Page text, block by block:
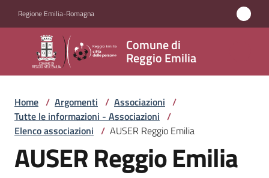
Regione Emilia-Romagna
Comune di
Reggio Emilia
Comune
di
Reggio
Emilia
Amministrazione
Home / Argomenti / Associazioni /
Tutte le informazioni - Associazioni /
Elenco associazioni / AUSER Reggio Emilia
AUSER Reggio Emilia